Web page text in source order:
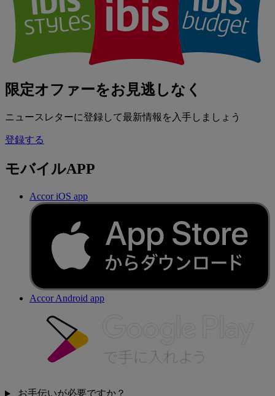
限定オファーをお見逃しなく
ニュースレターに登録して最新情報を入手しましょう
登録する
モバイルAPP
Accor iOS app
Accor Android app
お手伝いが必要ですか？